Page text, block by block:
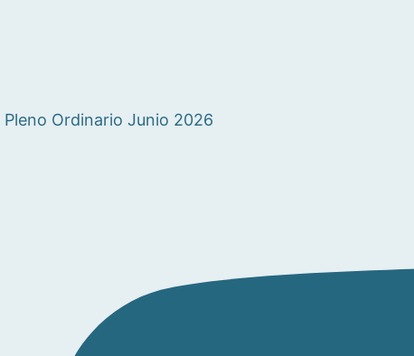
Pleno Ordinario Junio 2026